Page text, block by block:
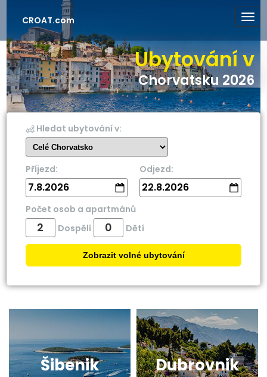
CROAT.com
Ubytování v
Chorvatsku 2026
Hledat ubytování v:
Příjezd:
7.8.2026
Odjezd:
22.8.2026
Počet osob a apartmánů
Dospělí
Dětí
Zobrazit volné ubytování
Šibenik Dubrovnik